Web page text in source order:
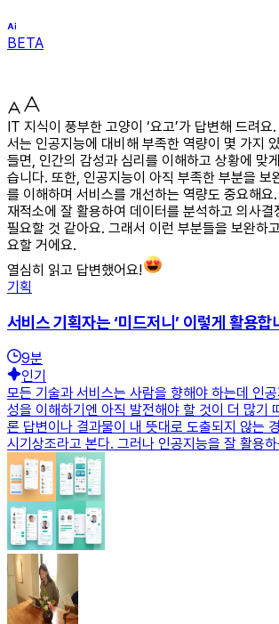
BETA
IT 지식이 풍부한 고양이 ‘요고’가 답변해 드려요
서는 인공지능에 대비해 부족한 역량이 몇 가지
들면, 인간의 감성과 심리를 이해하고 상황에 맞
습니다. 또한, 인공지능이 아직 부족한 부분을 보
를 이해하며 서비스를 개선하는 역량도 중요해요
재적소에 잘 활용하여 데이터를 분석하고 의사결
필요할 것 같아요. 그래서 이런 부분들을 보완하
요할 거에요.
열심히 읽고 답변했어요!
기획
서비스 기획자는 ‘미드저니’ 이렇게 활용합
9분
인기
모든 기술과 서비스는 사람을 향해야 하는데 인
성을 이해하기엔 아직 발전해야 할 것이 더 많기
론 답변이나 결과물이 내 뜻대로 도출되지 않는
시기상조라고 본다. 그러나 인공지능을 잘 활용